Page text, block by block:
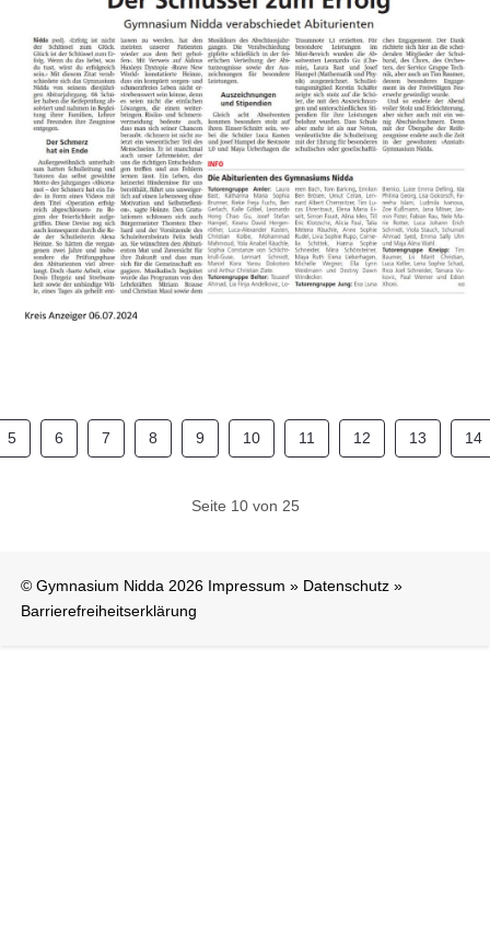
5 6 7 8 9 10 11 12 13 14
Seite 10 von 25
© Gymnasium Nidda 2026 Impressum » Datenschutz »
Barrierefreiheitserklärung